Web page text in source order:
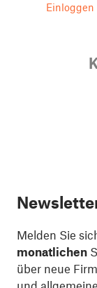
Einloggen
Melden Sie
monatlichen
über neue